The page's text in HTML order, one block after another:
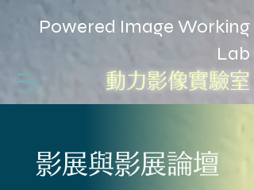
Powered Image Working
Lab
動力影像實驗室
影展與影展論壇